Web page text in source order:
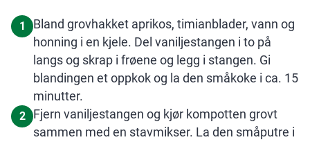
1
Bland grovhakket aprikos, timianblader, vann og
honning i en kjele. Del vaniljestangen i to på
langs og skrap i frøene og legg i stangen. Gi
blandingen et oppkok og la den småkoke i ca. 15
minutter.
2
Fjern vaniljestangen og kjør kompotten grovt
sammen med en stavmikser. La den småputre i